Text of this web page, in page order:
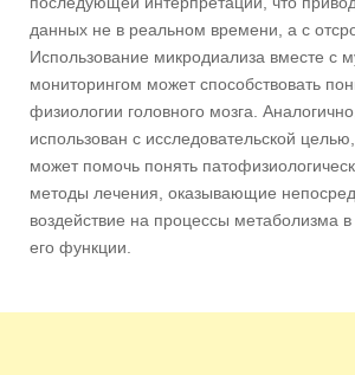
данных не в реальном времени, а с
Использование микродиализа вместе с
мониторингом может способствовать
физиологии головного мозга.
использован с исследовательской
может помочь понять
методы лечения, оказывающие
воздействие на процессы метаболизма
его функции.